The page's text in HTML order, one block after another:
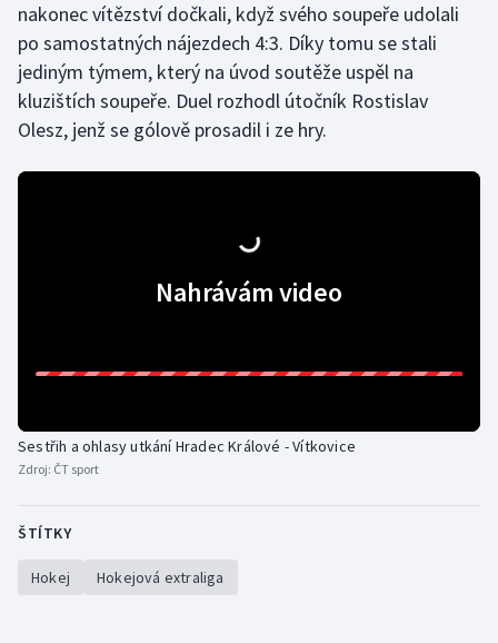
nakonec vítězství dočkali, když svého soupeře udolali
po samostatných nájezdech 4:3. Díky tomu se stali
jediným týmem, který na úvod soutěže uspěl na
kluzištích soupeře. Duel rozhodl útočník Rostislav
Olesz, jenž se gólově prosadil i ze hry.
Nahrávám video
Sestřih a ohlasy utkání Hradec Králové - Vítkovice
Zdroj: ČT sport
ŠTÍTKY
Hokej Hokejová extraliga